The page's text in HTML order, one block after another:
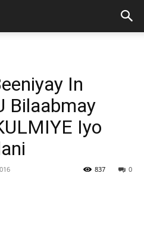
In
Bilaabmay
Iyo
0
837